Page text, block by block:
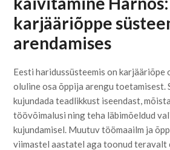
karjääriõppe
arendamises
Eesti haridussüsteemis on karjääriõpe
oluline osa õppija arengu toetamisest.
kujundada teadlikkust iseendast,
töövõimalusi ning teha läbimõeldud
kujundamisel. Muutuv töömaailm ja
viimastel aastatel aga toonud teravalt